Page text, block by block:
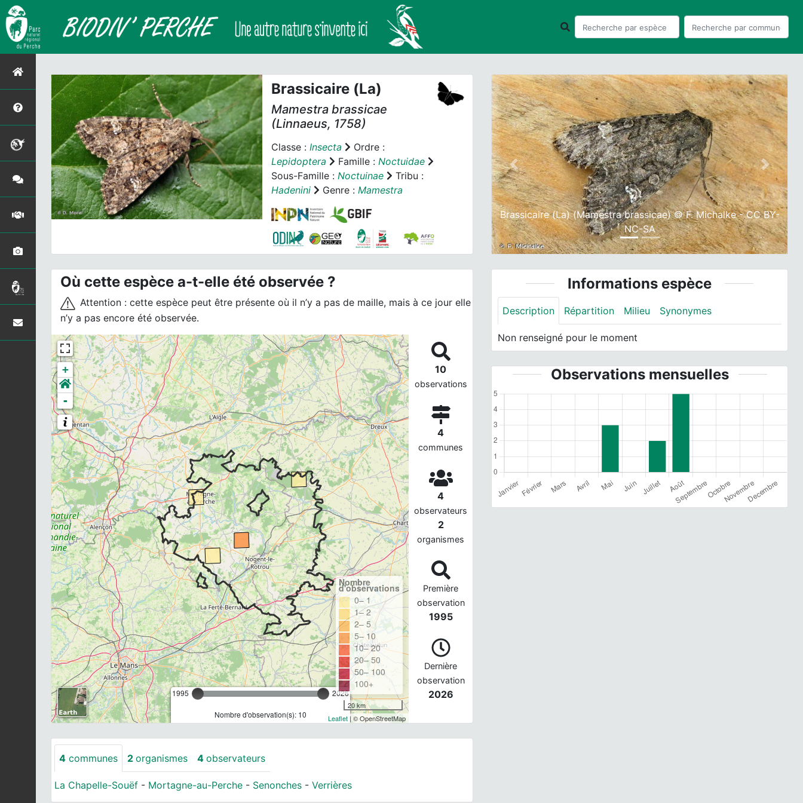
Brassicaire (La)
Mamestra brassicae
(Linnaeus, 1758)
Classe : Insecta
Ordre :
Lepidoptera
Famille : Noctuidae
Sous-Famille : Noctuinae
Tribu :
Hadenini
Genre : Mamestra
Où cette espèce a-t-elle été observée ?
Attention : cette espèce peut être présente où il n’y a pas de maille, mais à ce jour elle
n’y a pas encore été observée.
+
-
1995 2026
Nombre d'observation(s): 10
Nombre
d'observations
0– 1
1– 2
2– 5
5– 10
10– 20
20– 50
50– 100
100+
20 km
Leaflet| © OpenStreetMap
10
observations
4
communes
4
observateurs
2
organismes
Première
observation
1995
Dernière
observation
2026
4 communes 2 organismes 4 observateurs
La Chapelle-Souëf - Mortagne-au-Perche - Senonches - Verrières
Brassicaire (La) (Mamestra brassicae) © F. Michalke - CC BY-
NC-SA
Previous Next
Informations espèce
Description Répartition Milieu Synonymes
Non renseigné pour le moment
Observations mensuelles